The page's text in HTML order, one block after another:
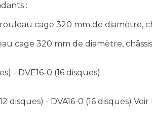
:
cage 320 mm de diamètre,
cage 320 mm de diamètre,
- DVE16-0 (16 disques)
disques) - DVA16-0 (16 disques)